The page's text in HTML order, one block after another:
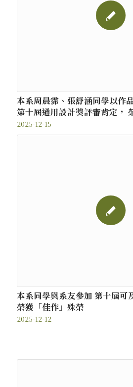
本系周晨霈、張舒涵同學以作
第十屆通用設計獎評審肯定，
2025-12-15
本系同學與系友參加 第十屆可
榮獲「佳作」殊榮
2025-12-12